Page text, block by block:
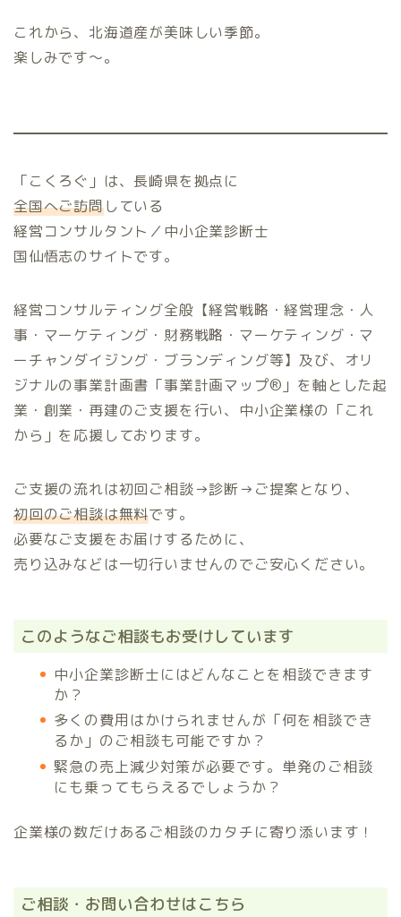
これから、北海道産が美味しい季節。
楽しみです～。
「こくろぐ」は、長崎県を拠点に
全国へご訪問している
経営コンサルタント／中小企業診断士
国仙悟志のサイトです。
経営コンサルティング全般【経営戦略・経営理念・人
事・マーケティング・財務戦略・マーケティング・マ
ーチャンダイジング・ブランディング等】及び、オリ
ジナルの事業計画書「事業計画マップ®️」を軸とした起
業・創業・再建のご支援を行い、中小企業様の「これ
から」を応援しております。
ご支援の流れは初回ご相談→診断→ご提案となり、
初回のご相談は無料です。
必要なご支援をお届けするために、
売り込みなどは一切行いませんのでご安心ください。
このようなご相談もお受けしています
中小企業診断士にはどんなことを相談できます
か？
多くの費用はかけられませんが「何を相談でき
るか」のご相談も可能ですか？
緊急の売上減少対策が必要です。単発のご相談
にも乗ってもらえるでしょうか？
企業様の数だけあるご相談のカタチに寄り添います！
ご相談・お問い合わせはこちら